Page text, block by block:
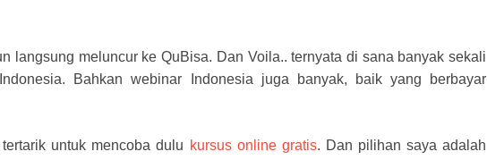
langsung meluncur ke QuBisa. Dan Voila.. ternyata di sana banyak sekali
Bahkan webinar Indonesia juga banyak, baik yang berbayar
untuk mencoba dulu kursus online gratis. Dan pilihan saya adalah